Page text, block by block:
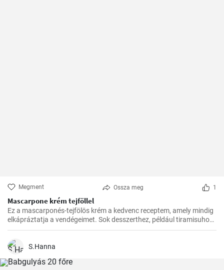
Megment Ossza meg 1
Mascarpone krém tejföllel
Ez a mascarponés-tejfölös krém a kedvenc receptem, amely mindig
elkápráztatja a vendégeimet. Sok desszerthez, például tiramisuhoz
tökéletes kísérő, de gyümölcstortákhoz is remekül illik.
S.Hanna